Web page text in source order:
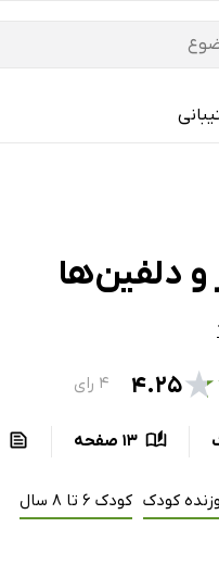
و دلفین‌ها
★۴.۲۵ ۴ رای
13 صفحه
کودک کودک 6 تا 8 سال